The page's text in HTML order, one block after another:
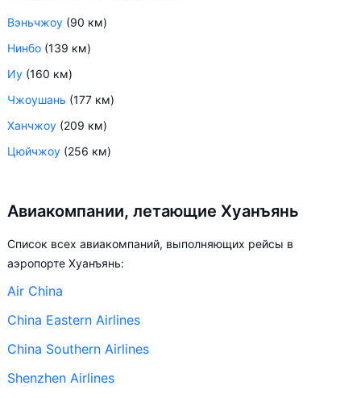
Вэньчжоу (90 км)
Нинбо (139 км)
Иу (160 км)
Чжоушань (177 км)
Ханчжоу (209 км)
Цюйчжоу (256 км)
Авиакомпании, летающие Хуанъянь
Список всех авиакомпаний, выполняющих рейсы в
аэропорте Хуанъянь:
Air China
China Eastern Airlines
China Southern Airlines
Shenzhen Airlines